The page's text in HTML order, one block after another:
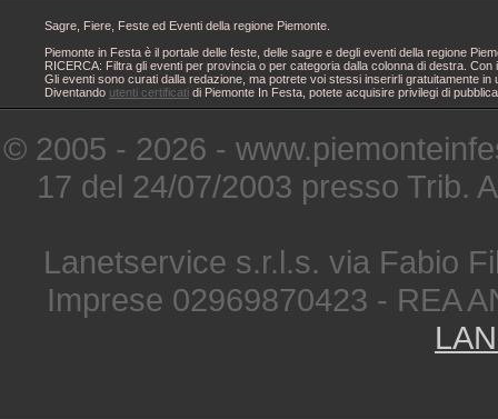
Sagre, Fiere, Feste ed Eventi della regione Piemonte.
Piemonte in Festa è il portale delle feste, delle sagre e degli eventi della regione
RICERCA: Filtra gli eventi per provincia o per categoria dalla colonna di destra.
Gli eventi sono curati dalla redazione, ma potrete voi stessi inserirli gratuitamente
Diventando utenti certificati di Piemonte In Festa, potete acquisire privilegi di
© 2005 - 2026 -
17 del 24/07/2003 presso Trib.
Lanetservice s.r.l.s. via Fabio
Imprese 02969870423 - REA